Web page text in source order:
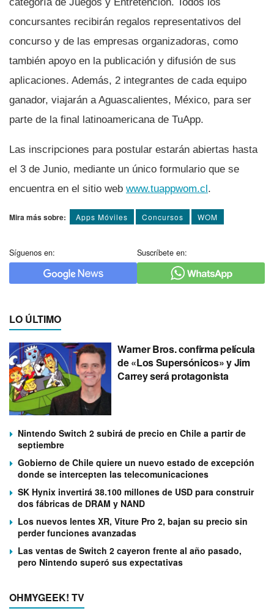
concursantes recibirán regalos representativos del
concurso y de las empresas organizadoras, como
también apoyo en la publicación y difusión de sus
aplicaciones. Además, 2 integrantes de cada equipo
ganador, viajarán a Aguascalientes, México, para ser
parte de la final latinoamericana de TuApp.
Las inscripciones para postular estarán abiertas hasta
el 3 de Junio, mediante un único formulario que se
encuentra en el sitio web www.tuappwom.cl.
Mira más sobre: Apps Móviles Concursos WOM
Síguenos en: Suscríbete en:
LO ÚLTIMO
Warner Bros. confirma película
de «Los Supersónicos» y Jim
Carrey será protagonista
Nintendo Switch 2 subirá de precio en Chile a partir de
septiembre
Gobierno de Chile quiere un nuevo estado de excepción
donde se intercepten las telecomunicaciones
SK Hynix invertirá 38.100 millones de USD para construir
dos fábricas de DRAM y NAND
Los nuevos lentes XR, Viture Pro 2, bajan su precio sin
perder funciones avanzadas
Las ventas de Switch 2 cayeron frente al año pasado,
pero Nintendo superó sus expectativas
OHMYGEEK! TV